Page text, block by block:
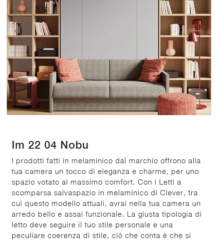
Im 22 04 Nobu
I prodotti fatti in melaminico dal marchio offrono alla
tua camera un tocco di eleganza e charme, per uno
spazio votato al massimo comfort. Con i Letti a
scomparsa salvaspazio in melaminico di Clever, tra
cui questo modello attuali, avrai nella tua camera un
arredo bello e assai funzionale. La giusta tipologia di
letto deve seguire il tuo stile personale e una
peculiare coerenza di stile, ciò che conta è che si